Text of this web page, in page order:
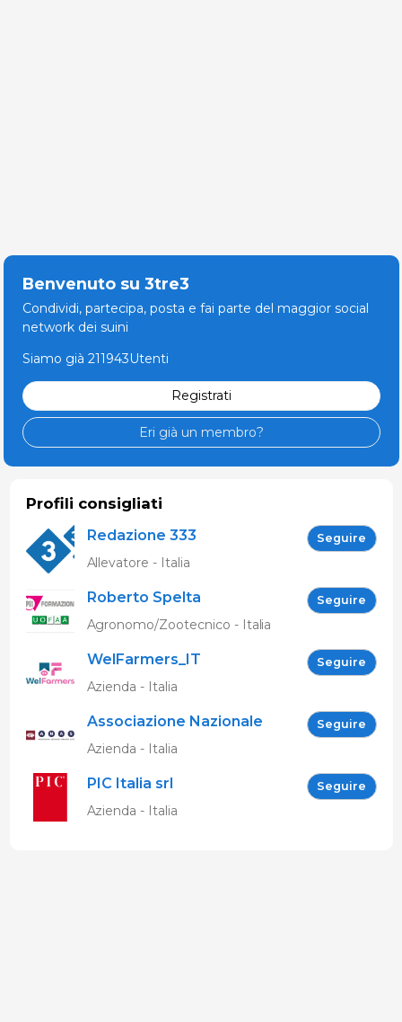
Benvenuto su 3tre3
Condividi, partecipa, posta e fai parte del maggior social
network dei suini
Siamo già 211943Utenti
Registrati
Eri già un membro?
Profili consigliati
Redazione 333 Seguire
Allevatore - Italia
Roberto Spelta Seguire
Agronomo/Zootecnico - Italia
WelFarmers_IT Seguire
Azienda - Italia
Associazione Nazionale
Allevatori Suini (ANAS)
Seguire
Azienda - Italia
PIC Italia srl Seguire
Azienda - Italia